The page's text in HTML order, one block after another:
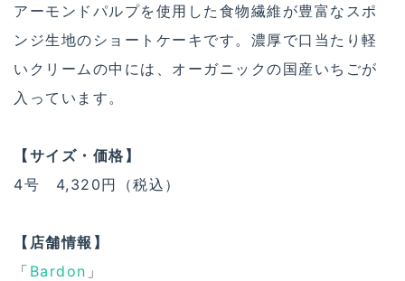
アーモンドパルプを使用した食物繊維が豊富なスポ
ンジ生地のショートケーキです。濃厚で口当たり軽
いクリームの中には、オーガニックの国産いちごが
入っています。
【サイズ・価格】
4号 4,320円（税込）
【店舗情報】
「 Bardon 」